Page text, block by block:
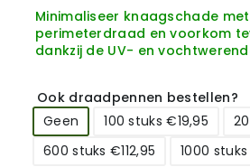
Minimaliseer knaagschade
perimeterdraad en voorkom
dankzij de UV- en
Ook draadpennen bestellen?
Geen
100 stuks €19,95
600 stuks €112,95
1000